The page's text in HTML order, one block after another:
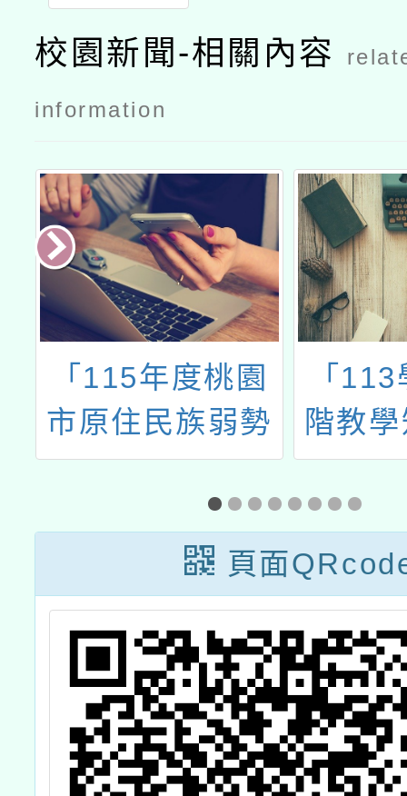
校園新聞-相關內容
information
「113學年度進
階教學知能學分
課程－族語命
題」及「113學
年度第2期族語
學習班」
114
地區
教育
民小
頁面